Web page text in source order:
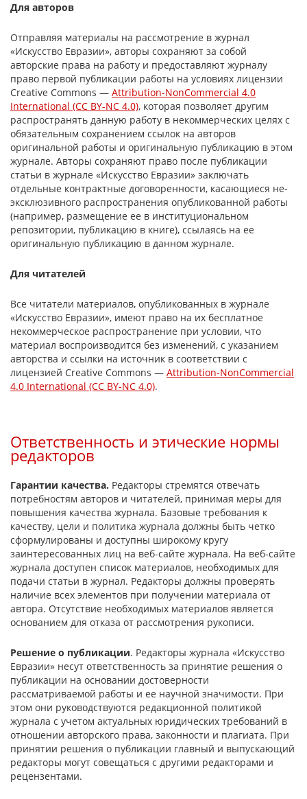
Для авторов
Отправляя материалы на рассмотрение в журнал
«Искусство Евразии», авторы сохраняют за собой
авторские права на работу и предоставляют журналу
право первой публикации работы на условиях лицензии
Creative Commons — Attribution-NonCommercial 4.0
International (CC BY-NC 4.0), которая позволяет другим
распространять данную работу в некоммерческих целях с
обязательным сохранением ссылок на авторов
оригинальной работы и оригинальную публикацию в этом
журнале. Авторы сохраняют право после публикации
статьи в журнале «Искусство Евразии» заключать
отдельные контрактные договоренности, касающиеся не-
эксклюзивного распространения опубликованной работы
(например, размещение ее в институциональном
репозитории, публикацию в книге), ссылаясь на ее
оригинальную публикацию в данном журнале.
Для читателей
Все читатели материалов, опубликованных в журнале
«Искусство Евразии», имеют право на их бесплатное
некоммерческое распространение при условии, что
материал воспроизводится без изменений, с указанием
авторства и ссылки на источник в соответствии с
лицензией Creative Commons — Attribution-NonCommercial
4.0 International (CC BY-NC 4.0).
Ответственность и этические нормы
редакторов
Гарантии качества. Редакторы стремятся отвечать
потребностям авторов и читателей, принимая меры для
повышения качества журнала. Базовые требования к
качеству, цели и политика журнала должны быть четко
сформулированы и доступны широкому кругу
заинтересованных лиц на веб-сайте журнала. На веб-сайте
журнала доступен список материалов, необходимых для
подачи статьи в журнал. Редакторы должны проверять
наличие всех элементов при получении материала от
автора. Отсутствие необходимых материалов является
основанием для отказа от рассмотрения рукописи.
Решение о публикации. Редакторы журнала «Искусство
Евразии» несут ответственность за принятие решения о
публикации на основании достоверности
рассматриваемой работы и ее научной значимости. При
этом они руководствуются редакционной политикой
журнала с учетом актуальных юридических требований в
отношении авторского права, законности и плагиата. При
принятии решения о публикации главный и выпускающий
редакторы могут совещаться с другими редакторами и
рецензентами.